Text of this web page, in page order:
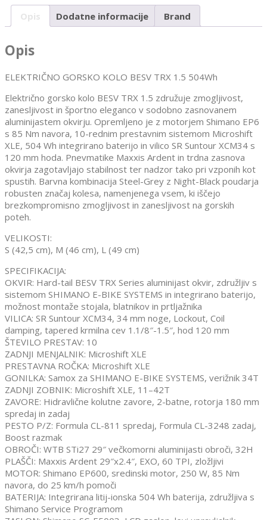
Opis Dodatne informacije Brand
Opis
ELEKTRIČNO GORSKO KOLO BESV TRX 1.5 504Wh
Električno gorsko kolo BESV TRX 1.5 združuje zmogljivost,
zanesljivost in športno eleganco v sodobno zasnovanem
aluminijastem okvirju. Opremljeno je z motorjem Shimano EP6
s 85 Nm navora, 10-rednim prestavnim sistemom Microshift
XLE, 504 Wh integrirano baterijo in vilico SR Suntour XCM34 s
120 mm hoda. Pnevmatike Maxxis Ardent in trdna zasnova
okvirja zagotavljajo stabilnost ter nadzor tako pri vzponih kot
spustih. Barvna kombinacija Steel-Grey z Night-Black poudarja
robusten značaj kolesa, namenjenega vsem, ki iščejo
brezkompromisno zmogljivost in zanesljivost na gorskih
poteh.
VELIKOSTI:
S (42,5 cm), M (46 cm), L (49 cm)
SPECIFIKACIJA:
OKVIR: Hard-tail BESV TRX Series aluminijast okvir, združljiv s
sistemom SHIMANO E-BIKE SYSTEMS in integrirano baterijo,
možnost montaže stojala, blatnikov in prtljažnika
VILICA: SR Suntour XCM34, 34 mm noge, Lockout, Coil
damping, tapered krmilna cev 1.1/8″-1.5″, hod 120 mm
ŠTEVILO PRESTAV: 10
ZADNJI MENJALNIK: Microshift XLE
PRESTAVNA ROČKA: Microshift XLE
GONILKA: Samox za SHIMANO E-BIKE SYSTEMS, verižnik 34T
ZADNJI ZOBNIK: Microshift XLE, 11–42T
ZAVORE: Hidravlične kolutne zavore, 2-batne, rotorja 180 mm
spredaj in zadaj
PESTO P/Z: Formula CL-811 spredaj, Formula CL-3248 zadaj,
Boost razmak
OBROČI: WTB STi27 29″ večkomorni aluminijasti obroči, 32H
PLAŠČI: Maxxis Ardent 29″x2.4″, EXO, 60 TPI, zložljivi
MOTOR: Shimano EP600, sredinski motor, 250 W, 85 Nm
navora, do 25 km/h pomoči
BATERIJA: Integrirana litij-ionska 504 Wh baterija, združljiva s
Shimano Service Programom